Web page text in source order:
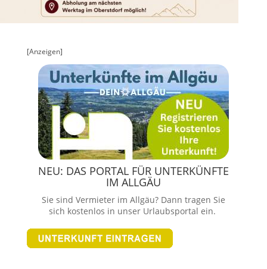
[Anzeigen]
NEU: DAS PORTAL FÜR UNTERKÜNFTE
IM ALLGÄU
Sie sind Vermieter im Allgäu? Dann tragen Sie
sich kostenlos in unser Urlaubsportal ein.